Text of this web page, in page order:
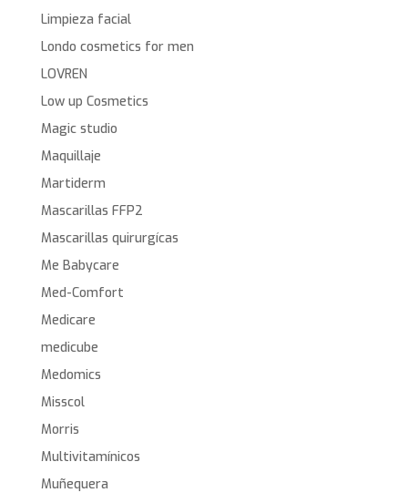
Limpieza facial
Londo cosmetics for men
LOVREN
Low up Cosmetics
Magic studio
Maquillaje
Martiderm
Mascarillas FFP2
Mascarillas quirurgícas
Me Babycare
Med-Comfort
Medicare
medicube
Medomics
Misscol
Morris
Multivitamínicos
Muñequera